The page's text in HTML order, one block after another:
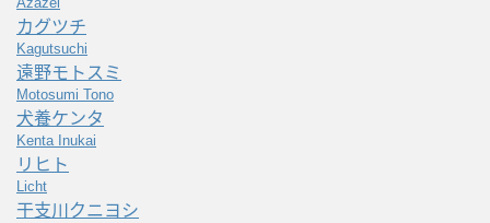
カグツチ
Kagutsuchi
遠野モトスミ
Motosumi Tono
犬養ケンタ
Kenta Inukai
リヒト
Licht
干支川クニヨシ